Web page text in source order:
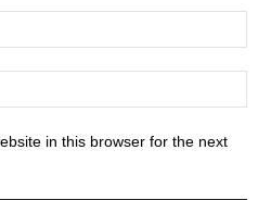
in this browser for the next